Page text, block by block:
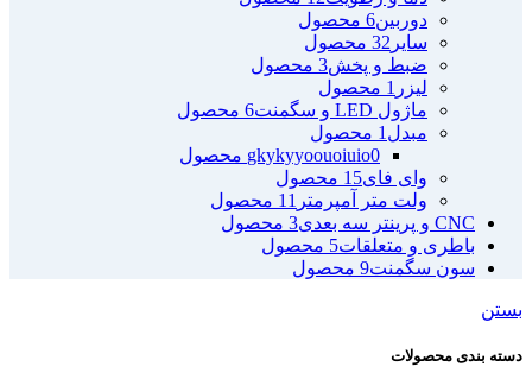
دوربین6 محصول
سایر 32 محصول
ضبط و پخش3 محصول
لیزر 1 محصول
ماژول LED و سگمنت
6 محصول
مبدل 1 محصول
gkykyyoouoiuio0 محصول
وای فای15 محصول
ولت متر آمپرمتر 11 محصول
CNC و پرینتر سه بعدی
3 محصول
باطری و متعلقات5 محصول
سون سگمنت9 محصول
بستن
دسته بندی محصولات